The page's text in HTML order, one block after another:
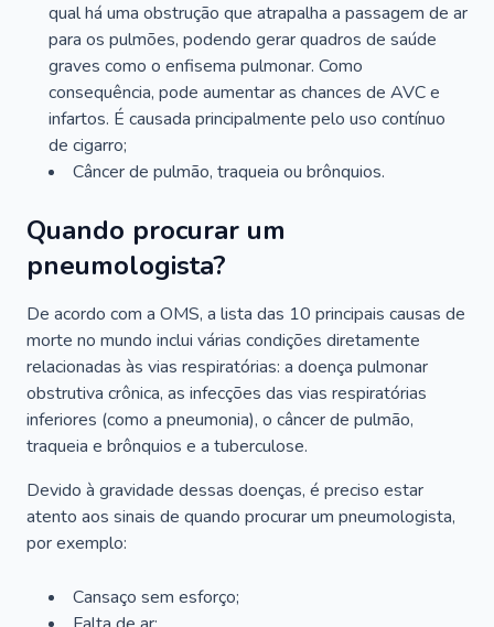
qual há uma obstrução que atrapalha a passagem de ar
para os pulmões, podendo gerar quadros de saúde
graves como o enfisema pulmonar. Como
consequência, pode aumentar as chances de AVC e
infartos. É causada principalmente pelo uso contínuo
de cigarro;
Câncer de pulmão, traqueia ou brônquios.
Quando procurar um
pneumologista?
De acordo com a OMS, a lista das 10 principais causas de
morte no mundo inclui várias condições diretamente
relacionadas às vias respiratórias: a doença pulmonar
obstrutiva crônica, as infecções das vias respiratórias
inferiores (como a pneumonia), o câncer de pulmão,
traqueia e brônquios e a tuberculose.
Devido à gravidade dessas doenças, é preciso estar
atento aos sinais de quando procurar um pneumologista,
por exemplo:
Cansaço sem esforço;